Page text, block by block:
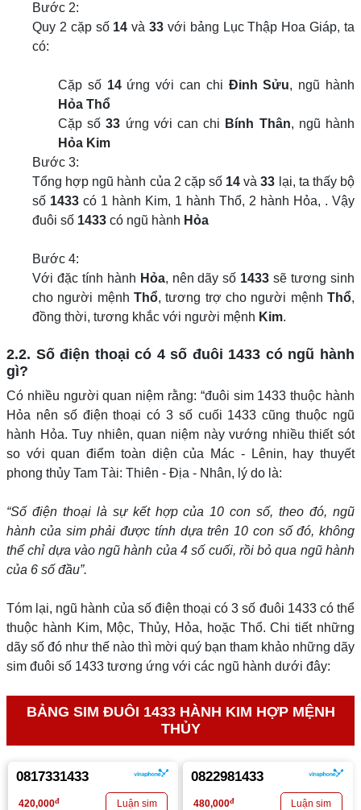
Bước 2:
Quy 2 cặp số 14 và33 với bảng Lục Thập Hoa Giáp, ta
có:
Cặp số 14ứng với can chi Đinh Sửu, ngũ hành
Hỏa Thổ
Cặp số33 ứng với can chi Bính Thân, ngũ hành
Hỏa Kim
Bước 3:
Tổng hợp ngũ hành của 2 cặp số 14 và33 lại, ta thấy bộ
số 1433 có 1 hành Kim, 1 hành Thổ, 2 hành Hỏa, . Vậy
đuôi số 1433 có ngũ hành Hỏa
Bước 4:
Với đặc tính hành Hỏa, nên dãy số 1433 sẽ tương sinh
cho người mệnh Thổ, tương trợ cho người mệnh Thổ,
đồng thời, tương khắc với người mệnh Kim.
2.2. Số điện thoại có 4 số đuôi 1433 có ngũ hành
gì?
Có nhiều người quan niệm rằng: “đuôi sim 1433 thuộc hành
Hỏa nên số điện thoại có 3 số cuối 1433 cũng thuộc ngũ
hành Hỏa. Tuy nhiên, quan niệm này vướng nhiều thiết sót
so với quan điểm toàn diện của Mác - Lênin, hay thuyết
phong thủy Tam Tài: Thiên - Địa - Nhân, lý do là:
“Số điện thoại là sự kết hợp của 10 con số, theo đó, ngũ
hành của sim phải được tính dựa trên 10 con số đó, không
thể chỉ dựa vào ngũ hành của 4 số cuối, rồi bỏ qua ngũ hành
của 6 số đầu”.
Tóm lại, ngũ hành của số điện thoại có 3 số đuôi 1433 có thể
thuộc hành Kim, Mộc, Thủy, Hỏa, hoặc Thổ. Chi tiết những
dãy số đó như thế nào thì mời quý bạn tham khảo những dãy
sim đuôi số 1433 tương ứng với các ngũ hành dưới đây:
BẢNG SIM ĐUÔI 1433 HÀNH KIM HỢP MỆNH
THỦY
0817331433
420,000đ
0822981433
480,000đ